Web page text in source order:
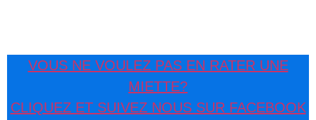
VOUS NE VOULEZ PAS EN RATER UNE
MIETTE?
CLIQUEZ ET SUIVEZ NOUS SUR FACEBOOK